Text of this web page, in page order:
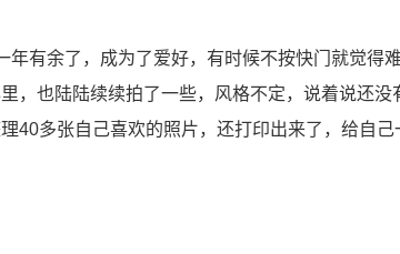
有余了，成为了爱好，有时候不按快门就觉得难
，也陆陆续续拍了一些，风格不定，说着说还没
40多张自己喜欢的照片，还打印出来了，给自己